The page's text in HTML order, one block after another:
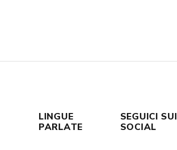
LINGUE
PARLATE
SEGUICI SUI
SOCIAL